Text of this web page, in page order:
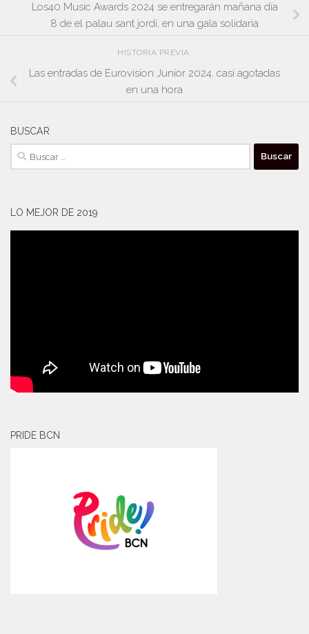
Los40 Music Awards 2024 se entregarán mañana día
8 de el palau sant jordi, en una gala solidaria
HISTORIA PREVIA
Las entradas de Eurovision Junior 2024, casi agotadas
en una hora
BUSCAR
Buscar:
LO MEJOR DE 2019
PRIDE BCN